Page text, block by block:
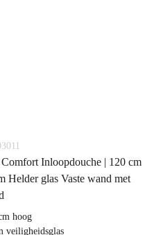
Inloopdouche | 120 cm
Helder glas Vaste wand met
hoog
veiligheidsglas